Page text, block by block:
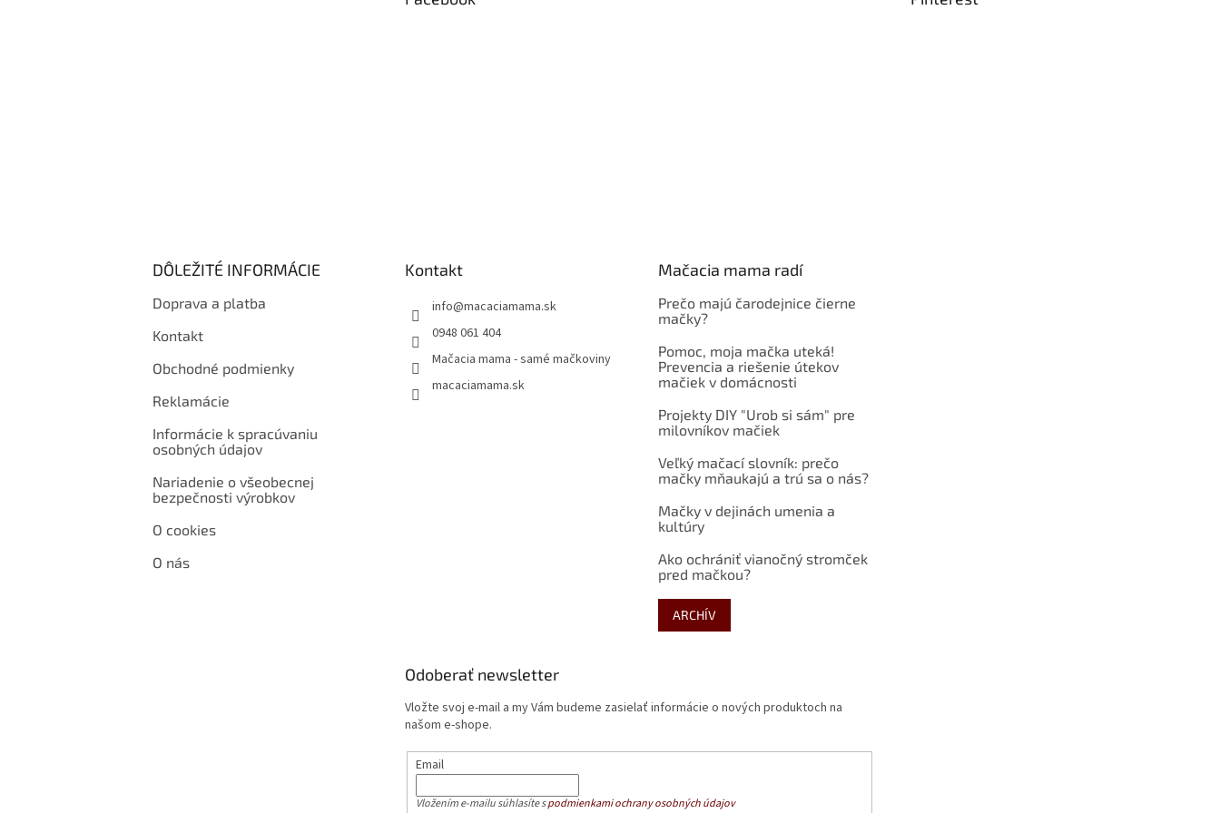
DÔLEŽITÉ INFORMÁCIE
Doprava a platba
Kontakt
Obchodné podmienky
Reklamácie
Informácie k spracúvaniu
osobných údajov
Nariadenie o všeobecnej
bezpečnosti výrobkov
O cookies
O nás
Kontakt
info@macaciamama.sk
0948 061 404
Mačacia mama - samé mačkoviny
macaciamama.sk
Mačacia mama radí
Prečo majú čarodejnice čierne
mačky?
Pomoc, moja mačka uteká!
Prevencia a riešenie útekov
mačiek v domácnosti
Projekty DIY "Urob si sám" pre
milovníkov mačiek
Veľký mačací slovník: prečo
mačky mňaukajú a trú sa o nás?
Mačky v dejinách umenia a
kultúry
Ako ochrániť vianočný stromček
pred mačkou?
ARCHÍV
Odoberať newsletter
Vložte svoj e-mail a my Vám budeme zasielať informácie o nových produktoch na
našom e-shope.
Email
Vložením e-mailu súhlasíte spodmienkami ochrany osobných údajov